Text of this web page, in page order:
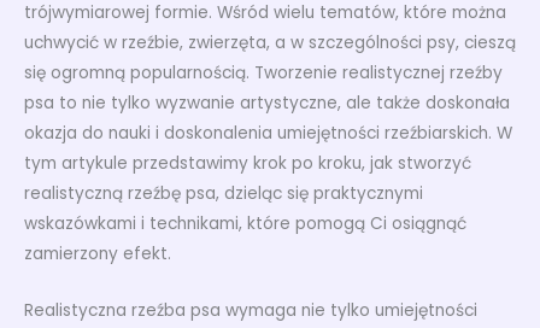
trójwymiarowej formie. Wśród wielu tematów, które można
uchwycić w rzeźbie, zwierzęta, a w szczególności psy, cieszą
się ogromną popularnością. Tworzenie realistycznej rzeźby
psa to nie tylko wyzwanie artystyczne, ale także doskonała
okazja do nauki i doskonalenia umiejętności rzeźbiarskich. W
tym artykule przedstawimy krok po kroku, jak stworzyć
realistyczną rzeźbę psa, dzieląc się praktycznymi
wskazówkami i technikami, które pomogą Ci osiągnąć
zamierzony efekt.
Realistyczna rzeźba psa wymaga nie tylko umiejętności